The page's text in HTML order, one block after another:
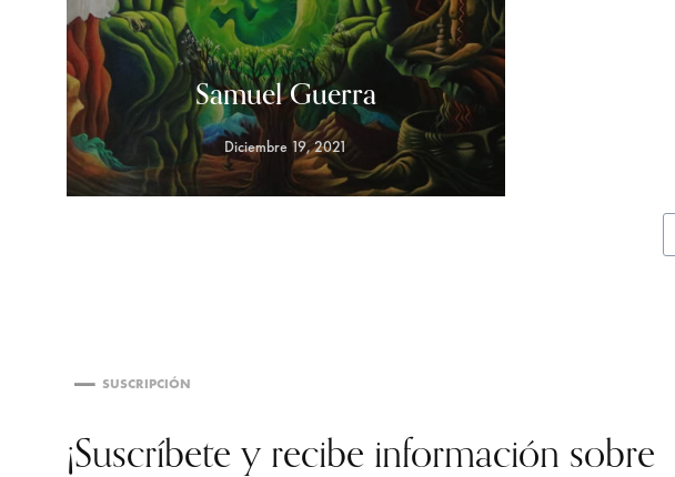
Samuel Guerra
Diciembre 19, 2021
SUSCRIPCIÓN
¡Suscríbete y recibe información sobre